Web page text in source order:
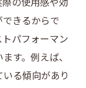
ント解説
いを守る方
きるからで
パフォーマン
す。例えば、
る傾向があり